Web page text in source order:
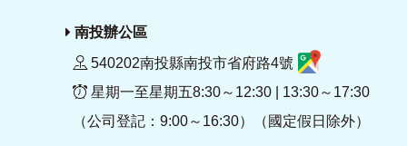
南投辦公區
540202南投縣南投市省府路4號
星期一至星期五8:30～12:30 | 13:30～17:30
（公司登記：9:00～16:30）（國定假日除外）